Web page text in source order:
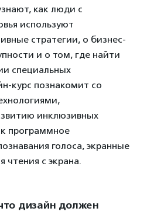
как люди с
используют
стратегии, о бизнес-
и о том, где найти
специальных
курс познакомит со
инклюзивных
программное
голоса, экранные
с экрана.
дизайн должен